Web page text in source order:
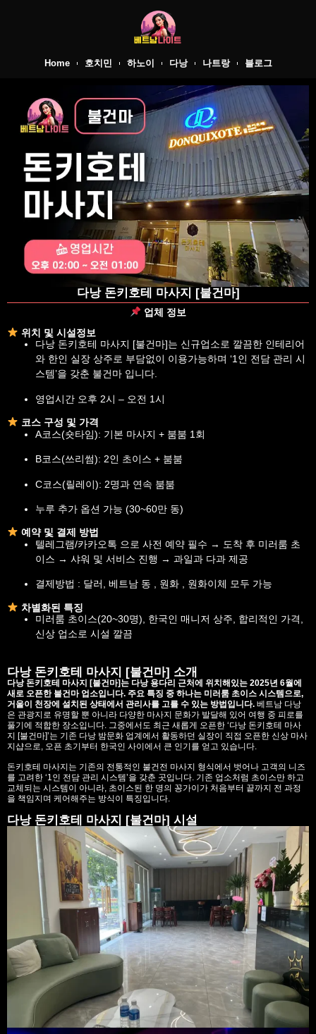
Home 호치민 하노이 다낭 나트랑 블로그
다낭 돈키호테 마사지 [불건마]
업체 정보
위치 및 시설정보
다낭 돈키호테 마사지 [불건마]는 신규업소로 깔끔한 인테리어
와 한인 실장 상주로 부담없이 이용가능하며 ‘1인 전담 관리 시
스템’을 갖춘 불건마 입니다.
영업시간 오후 2시 – 오전 1시
코스 구성 및 가격
A코스(숏타임): 기본 마사지 + 붐붐 1회
B코스(쓰리썸): 2인 초이스 + 붐붐
C코스(릴레이): 2명과 연속 붐붐
누루 추가 옵션 가능 (30~60만 동)
예약 및 결제 방법
텔레그램/카카오톡 으로 사전 예약 필수 → 도착 후 미러룸 초
이스 → 샤워 및 서비스 진행 → 과일과 다과 제공
결제방법 : 달러, 베트남 동 , 원화 , 원화이체 모두 가능
차별화된 특징
미러룸 초이스(20~30명), 한국인 매니저 상주, 합리적인 가격,
신상 업소로 시설 깔끔
다낭 돈키호테 마사지 [불건마] 소개
다낭 돈키호테 마사지 [불건마]는 다낭 용다리 근처에 위치해있는 2025년 6월에
새로 오픈한 불건마 업소입니다. 주요 특징 중 하나는 미러룸 초이스 시스템으로,
거울이 천장에 설치된 상태에서 관리사를 고를 수 있는 방법입니다. 베트남 다낭
은 관광지로 유명할 뿐 아니라 다양한 마사지 문화가 발달해 있어 여행 중 피로를
풀기에 적합한 장소입니다. 그중에서도 최근 새롭게 오픈한 ‘다낭 돈키호테 마사
지 [불건마]’는 기존 다낭 밤문화 업계에서 활동하던 실장이 직접 오픈한 신상 마사
지샵으로, 오픈 초기부터 한국인 사이에서 큰 인기를 얻고 있습니다.
돈키호테 마사지는 기존의 전통적인 불건전 마사지 형식에서 벗어나 고객의 니즈
를 고려한 ‘1인 전담 관리 시스템’을 갖춘 곳입니다. 기존 업소처럼 초이스만 하고
교체되는 시스템이 아니라, 초이스된 한 명의 꽁가이가 처음부터 끝까지 전 과정
을 책임지며 케어해주는 방식이 특징입니다.
다낭 돈키호테 마사지 [불건마] 시설